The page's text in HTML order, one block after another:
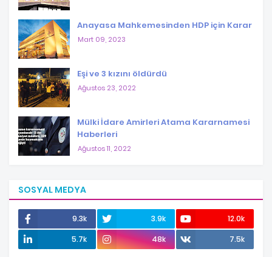
Anayasa Mahkemesinden HDP için Karar
Mart 09, 2023
Eşi ve 3 kızını öldürdü
Ağustos 23, 2022
Mülki İdare Amirleri Atama Kararnamesi
Haberleri
Ağustos 11, 2022
SOSYAL MEDYA
9.3k 3.9k
12.0k
5.7k
48k 7.5k